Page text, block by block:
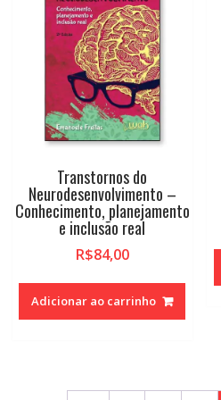
Transtornos do
Neurodesenvolvimento –
Conhecimento, planejamento
e inclusão real
R$84,00
Adicionar ao carrinho